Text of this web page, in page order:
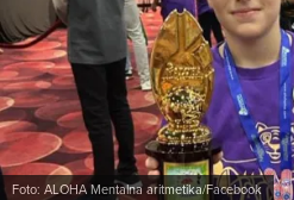
Foto: ALOHA Mentalna aritmetika/Facebook